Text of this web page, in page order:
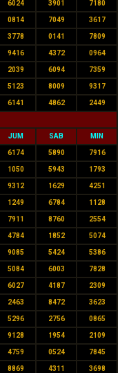
6024 3901 7180
0814 7049 3617
3778 0141 7809
9416 4372 0964
2039 6094 7359
5123 8009 9317
6141 4862 2449
JUM SAB MIN
6174 5890 7916
1050 5943 1793
9312 1629 4251
1249 6784 1128
7911 8760 2554
4784 1852 5074
9085 5424 5386
5084 6003 7828
6027 4187 2309
2463 8472 3623
5296 2756 0865
9128 1954 2109
4759 0524 7845
8869 4311 3698